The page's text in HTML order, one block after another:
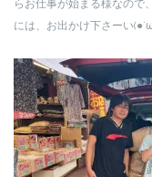
らお仕事が始まる様なので
には、お出かけ下さーい